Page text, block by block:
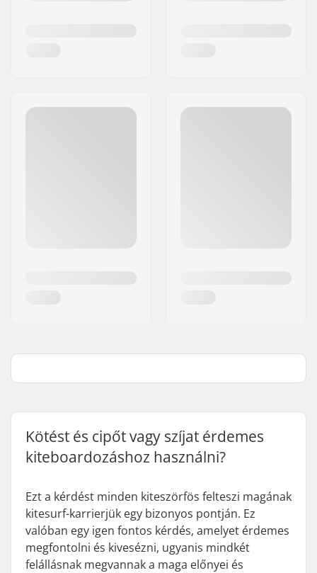
Kötést és cipőt vagy szíjat érdemes
kiteboardozáshoz használni?
Ezt a kérdést minden kiteszörfös felteszi magának
kitesurf-karrierjük egy bizonyos pontján. Ez
valóban egy igen fontos kérdés, amelyet érdemes
megfontolni és kivesézni, ugyanis mindkét
felállásnak megvannak a maga előnyei és